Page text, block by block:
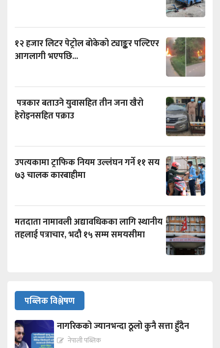
१२ हजार लिटर पेट्रोल बोकेको ट्याङ्कर पल्टिएर
आगलागी भएपछि...
पत्रकार बताउने युवासहित तीन जना खैरो
हेरोइनसहित पक्राउ
उपत्यकामा ट्राफिक नियम उल्लंघन गर्ने ११ सय
७३ चालक कारबाहीमा
मतदाता नामावली अद्यावधिकका लागि स्थानीय
तहलाई पत्राचार, भदौ १५ सम्म समयसीमा
पब्लिक विश्लेषण
नागरिकको ज्यानभन्दा ठूलो कुनै सत्ता हुँदैन
नेपाली पब्लिक